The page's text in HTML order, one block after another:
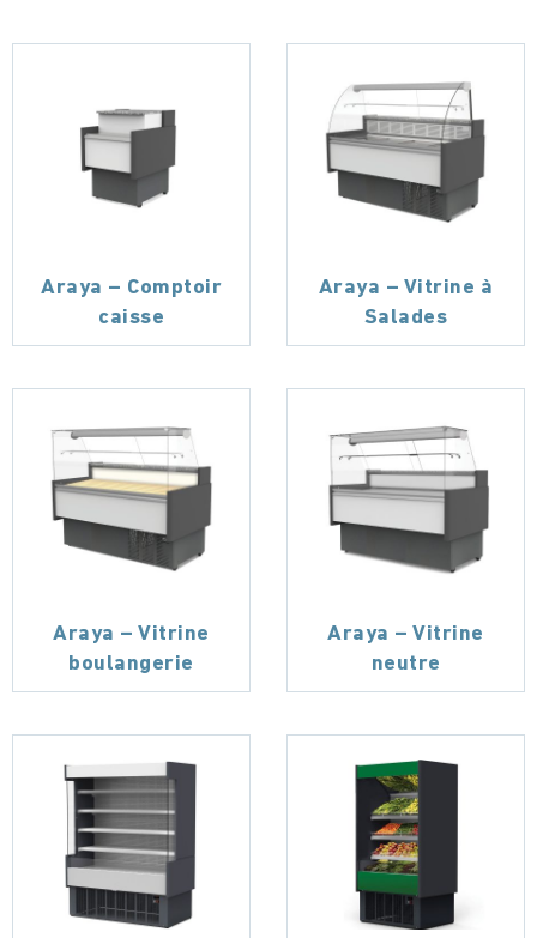
Araya – Comptoir
caisse
Araya – Vitrine à
Salades
Araya – Vitrine
boulangerie
Araya – Vitrine
neutre